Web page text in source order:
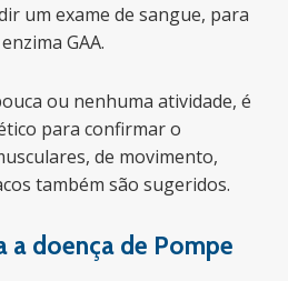
um exame de sangue, para
GAA.
ou nenhuma atividade, é
para confirmar o
de movimento,
também são sugeridos.
a doença de Pompe